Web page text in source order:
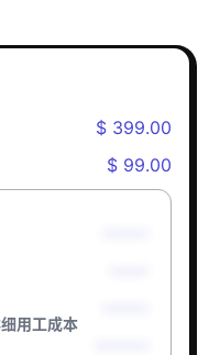
$ 399.00
$ 99.00
用工成本